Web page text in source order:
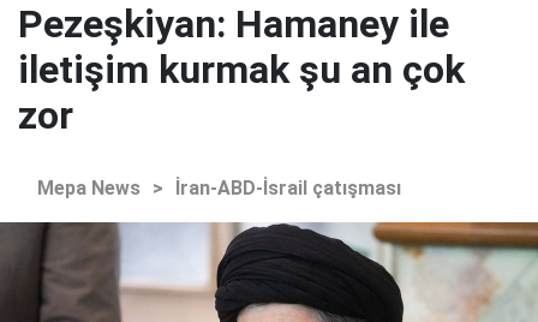
Pezeşkiyan: Hamaney ile
iletişim kurmak şu an çok
zor
Mepa News > İran-ABD-İsrail çatışması